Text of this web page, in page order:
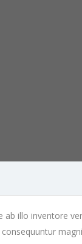
ab illo inventore